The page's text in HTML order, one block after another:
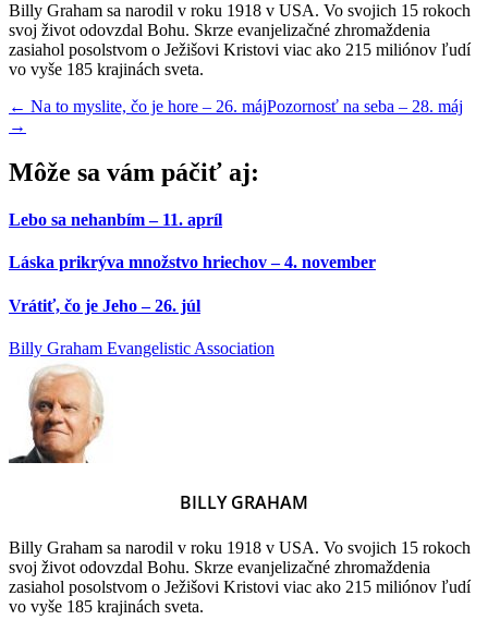
Billy Graham sa narodil v roku 1918 v USA. Vo svojich 15 rokoch
svoj život odovzdal Bohu. Skrze evanjelizačné zhromaždenia
zasiahol posolstvom o Ježišovi Kristovi viac ako 215 miliónov ľudí
vo vyše 185 krajinách sveta.
← Na to myslite, čo je hore – 26. májPozornosť na seba – 28. máj
→
Môže sa vám páčiť aj:
Lebo sa nehanbím – 11. apríl
Láska prikrýva množstvo hriechov – 4. november
Vrátiť, čo je Jeho – 26. júl
Billy Graham Evangelistic Association
BILLY GRAHAM
Billy Graham sa narodil v roku 1918 v USA. Vo svojich 15 rokoch
svoj život odovzdal Bohu. Skrze evanjelizačné zhromaždenia
zasiahol posolstvom o Ježišovi Kristovi viac ako 215 miliónov ľudí
vo vyše 185 krajinách sveta.